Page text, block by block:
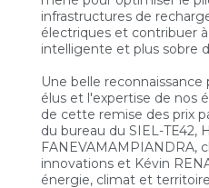
infrastructures de
électriques et contribuer
intelligente et plus sobre
Une belle
élus et l'expertise de nos
de cette remise des prix
du bureau du SIEL-TE42,
FANEVAMAMPIANDRA,
innovations et Kévin
énergie, climat et